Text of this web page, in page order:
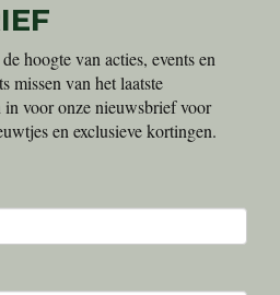
hoogte van acties, events en
missen van het laatste
voor onze nieuwsbrief voor
en exclusieve kortingen.